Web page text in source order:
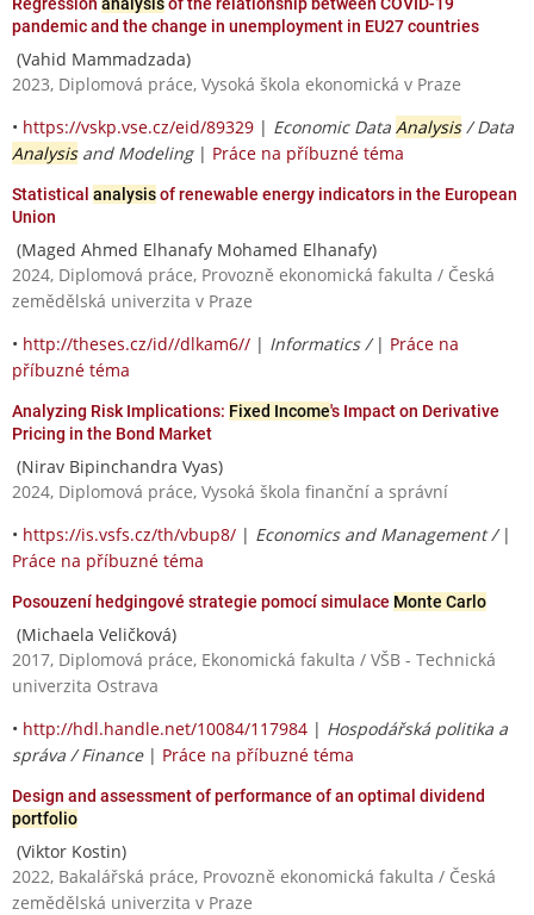
pandemic and the change in unemployment in EU27 countries
(Vahid Mammadzada)
2023, Diplomová práce, Vysoká škola ekonomická v Praze
• https://vskp.vse.cz/eid/89329 | Economic Data Analysis/ Data
Analysisand Modeling| Práce na příbuzné téma
Statistical analysisof renewable energy indicators in the European
Union
(Maged Ahmed Elhanafy Mohamed Elhanafy)
2024, Diplomová práce, Provozně ekonomická fakulta / Česká
zemědělská univerzita v Praze
• http://theses.cz/id//dlkam6// | Informatics / | Práce na
příbuzné téma
Analyzing Risk Implications: Fixed Income's Impact on Derivative
Pricing in the Bond Market
(Nirav Bipinchandra Vyas)
2024, Diplomová práce, Vysoká škola finanční a správní
• https://is.vsfs.cz/th/vbup8/ | Economics and Management / |
Práce na příbuzné téma
Posouzení hedgingové strategie pomocí simulace Monte Carlo
(Michaela Veličková)
2017, Diplomová práce, Ekonomická fakulta / VŠB - Technická
univerzita Ostrava
• http://hdl.handle.net/10084/117984 | Hospodářská politika a
správa / Finance| Práce na příbuzné téma
Design and assessment of performance of an optimal dividend
portfolio
(Viktor Kostin)
2022, Bakalářská práce, Provozně ekonomická fakulta / Česká
zemědělská univerzita v Praze